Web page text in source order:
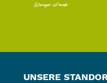
UNSERE